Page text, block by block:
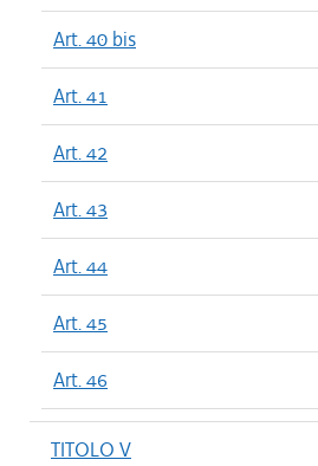
Art. 40 bis
Art. 41
Art. 42
Art. 43
Art. 44
Art. 45
Art. 46
TITOLO V